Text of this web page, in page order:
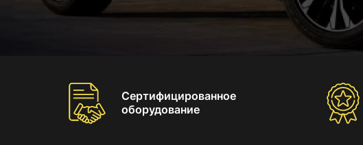
Сертифицированное
оборудование